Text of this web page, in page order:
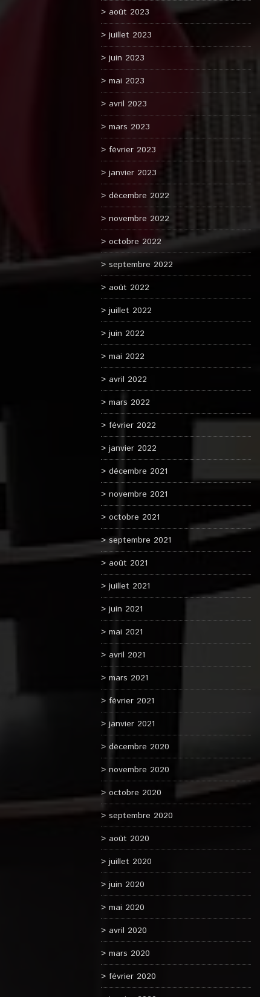
août 2023
juillet 2023
juin 2023
mai 2023
avril 2023
mars 2023
février 2023
janvier 2023
décembre 2022
novembre 2022
octobre 2022
septembre 2022
août 2022
juillet 2022
juin 2022
mai 2022
avril 2022
mars 2022
février 2022
janvier 2022
décembre 2021
novembre 2021
octobre 2021
septembre 2021
août 2021
juillet 2021
juin 2021
mai 2021
avril 2021
mars 2021
février 2021
janvier 2021
décembre 2020
novembre 2020
octobre 2020
septembre 2020
août 2020
juillet 2020
juin 2020
mai 2020
avril 2020
mars 2020
février 2020